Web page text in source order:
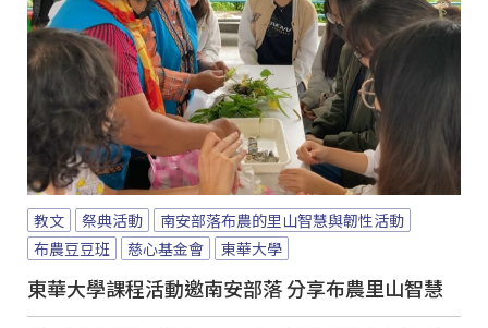
教文 祭典活動
南安部落布農的里山智慧與韌性活動
布農豆豆班
慈心基金會 東華大學
東華大學課程活動邀南安部落 分享布農里山智慧